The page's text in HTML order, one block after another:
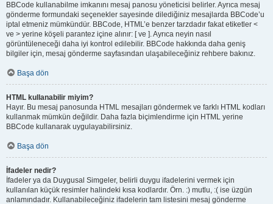
BBCode kullanabilme imkanını mesaj panosu yöneticisi belirler. Ayrıca mesaj
gönderme formundaki seçenekler sayesinde dilediğiniz mesajlarda BBCode’u
iptal etmeniz mümkündür. BBCode, HTML’e benzer tarzdadır fakat etiketler <
ve > yerine köşeli parantez içine alınır: [ ve ]. Ayrıca neyin nasıl
görüntüleneceği daha iyi kontrol edilebilir. BBCode hakkında daha geniş
bilgiler için, mesaj gönderme sayfasından ulaşabileceğiniz rehbere bakınız.
Başa dön
HTML kullanabilir miyim?
Hayır. Bu mesaj panosunda HTML mesajları göndermek ve farklı HTML kodları
kullanmak mümkün değildir. Daha fazla biçimlendirme için HTML yerine
BBCode kullanarak uygulayabilirsiniz.
Başa dön
İfadeler nedir?
İfadeler ya da Duygusal Simgeler, belirli duygu ifadelerini vermek için
kullanılan küçük resimler halindeki kısa kodlardır. Örn. :) mutlu, :( ise üzgün
anlamındadır. Kullanabileceğiniz ifadelerin tam listesini mesaj gönderme